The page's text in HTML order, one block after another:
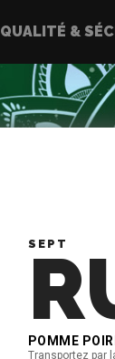
QUALITÉ &
SEPT
POMME
Transportez par